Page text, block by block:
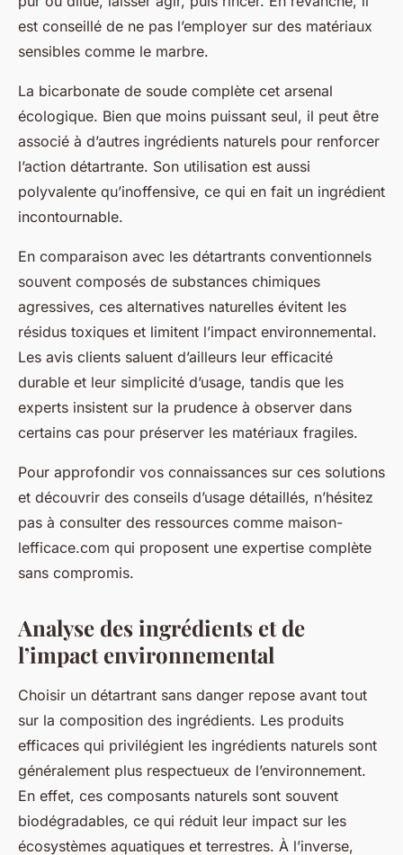
est conseillé de ne pas l’employer sur des matériaux
sensibles comme le marbre.
La bicarbonate de soude complète cet arsenal
écologique. Bien que moins puissant seul, il peut être
associé à d’autres ingrédients naturels pour renforcer
l’action détartrante. Son utilisation est aussi
polyvalente qu’inoffensive, ce qui en fait un ingrédient
incontournable.
En comparaison avec les détartrants conventionnels
souvent composés de substances chimiques
agressives, ces alternatives naturelles évitent les
résidus toxiques et limitent l’impact environnemental.
Les avis clients saluent d’ailleurs leur efficacité
durable et leur simplicité d’usage, tandis que les
experts insistent sur la prudence à observer dans
certains cas pour préserver les matériaux fragiles.
Pour approfondir vos connaissances sur ces solutions
et découvrir des conseils d’usage détaillés, n’hésitez
pas à consulter des ressources comme maison-
lefficace.com qui proposent une expertise complète
sans compromis.
Analyse des ingrédients et de
l’impact environnemental
Choisir un détartrant sans danger repose avant tout
sur la composition des ingrédients. Les produits
efficaces qui privilégient les ingrédients naturels sont
généralement plus respectueux de l’environnement.
En effet, ces composants naturels sont souvent
biodégradables, ce qui réduit leur impact sur les
écosystèmes aquatiques et terrestres. À l’inverse,